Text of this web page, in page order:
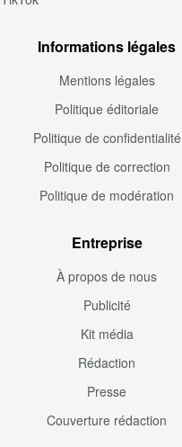
Informations légales
Mentions légales
Politique éditoriale
Politique de confidentialité
Politique de correction
Politique de modération
Entreprise
À propos de nous
Publicité
Kit média
Rédaction
Presse
Couverture rédaction